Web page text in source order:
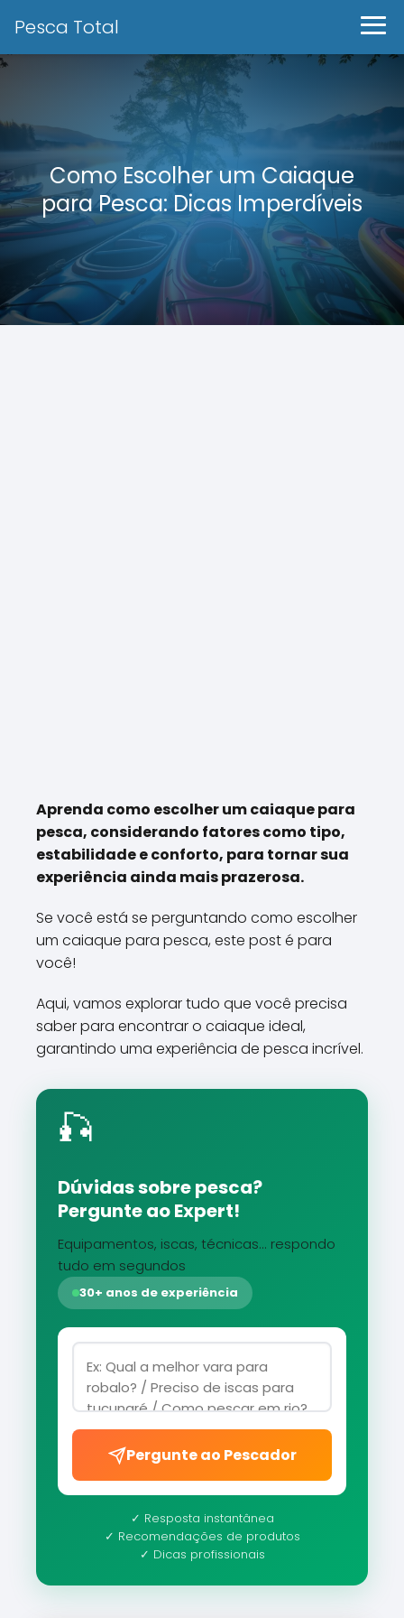
Pesca Total
Como Escolher um Caiaque
para Pesca: Dicas Imperdíveis
Aprenda como escolher um caiaque para
pesca, considerando fatores como tipo,
estabilidade e conforto, para tornar sua
experiência ainda mais prazerosa.
Se você está se perguntando como escolher
um caiaque para pesca, este post é para
você!
Aqui, vamos explorar tudo que você precisa
saber para encontrar o caiaque ideal,
garantindo uma experiência de pesca incrível.
🎣
Dúvidas sobre pesca?
Pergunte ao Expert!
Equipamentos, iscas, técnicas... respondo
tudo em segundos
30+ anos de experiência
Pergunte ao Pescador
✓ Resposta instantânea
✓ Recomendações de produtos
✓ Dicas profissionais